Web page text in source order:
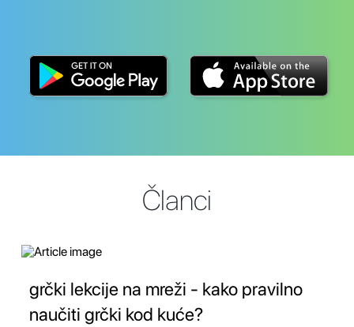
Članci
grčki lekcije na mreži - kako pravilno
naučiti grčki kod kuće?